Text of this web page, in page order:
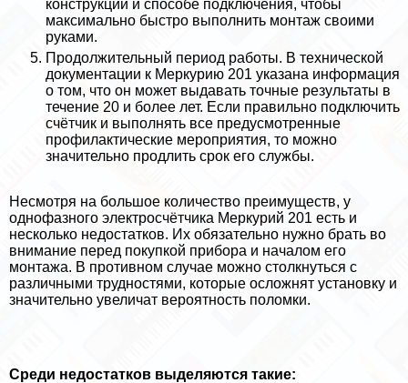
конструкции и способе подключения, чтобы
максимально быстро выполнить монтаж своими
руками.
Продолжительный период работы. В технической
документации к Меркурию 201 указана информация
о том, что он может выдавать точные результаты в
течение 20 и более лет. Если правильно подключить
счётчик и выполнять все предусмотренные
профилактические мероприятия, то можно
значительно продлить срок его службы.
Несмотря на большое количество преимуществ, у
однофазного электросчётчика Меркурий 201 есть и
несколько недостатков. Их обязательно нужно брать во
внимание перед покупкой прибора и началом его
монтажа. В противном случае можно столкнуться с
различными трудностями, которые осложнят установку и
значительно увеличат вероятность поломки.
Среди недостатков выделяются такие: